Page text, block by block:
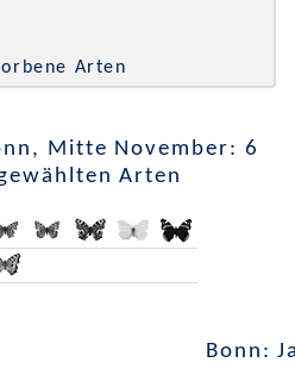
Arten
Mitte November: 6
Arten
Bonn: